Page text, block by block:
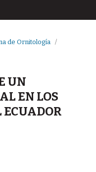
de Ornitología
/
UN
EN LOS
ECUADOR